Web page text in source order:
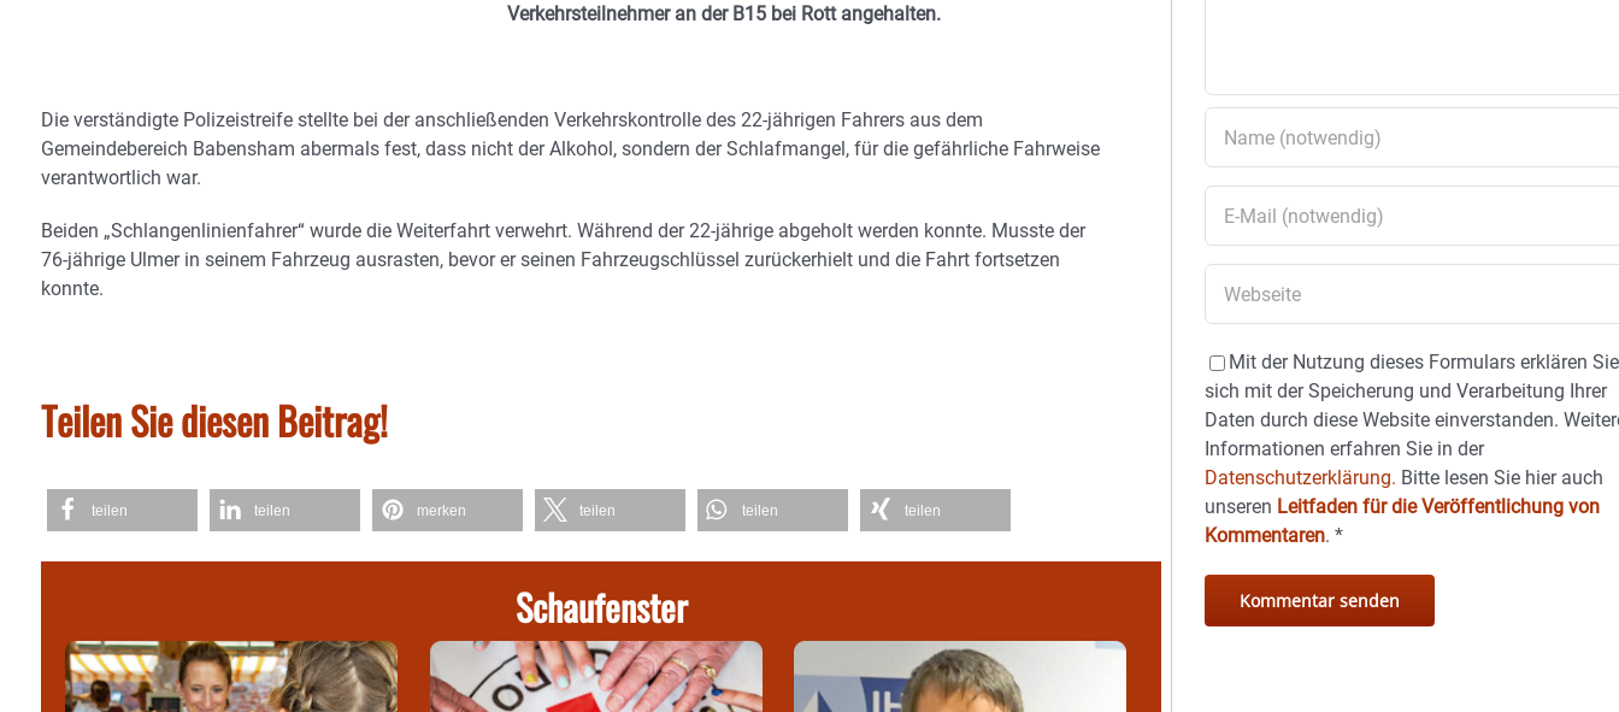
Verkehrsteilnehmer an der B15 bei Rott angehalten.
Die verständigte Polizeistreife stellte bei der anschließenden Verkehrskontrolle des 22-jährigen Fahrers aus dem
Gemeindebereich Babensham abermals fest, dass nicht der Alkohol, sondern der Schlafmangel, für die gefährliche Fahrweise
verantwortlich war.
Beiden „Schlangenlinienfahrer“ wurde die Weiterfahrt verwehrt. Während der 22-jährige abgeholt werden konnte. Musste der
76-jährige Ulmer in seinem Fahrzeug ausrasten, bevor er seinen Fahrzeugschlüssel zurückerhielt und die Fahrt fortsetzen
konnte.
Teilen Sie diesen Beitrag!
teilen teilen merken teilen teilen teilen
Schaufenster
Mit der Nutzung dieses Formulars erklären Sie
sich mit der Speicherung und Verarbeitung Ihrer
Daten durch diese Website einverstanden.
Informationen erfahren Sie in der
Datenschutzerklärung. Bitte lesen Sie hier auch
unseren Leitfaden für die Veröffentlichung von
Kommentaren.*